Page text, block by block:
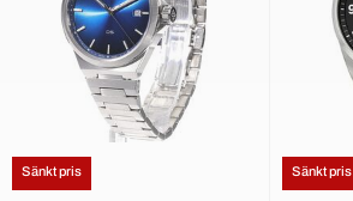
Sänkt pris Sänkt pris